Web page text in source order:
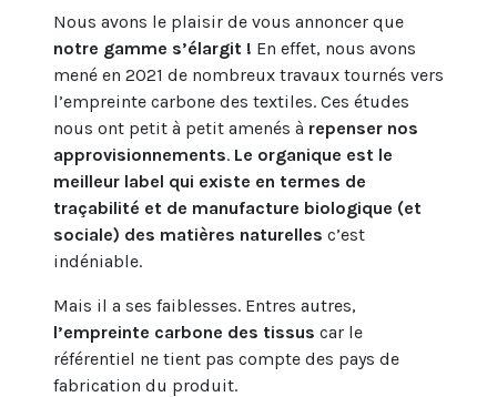
Nous avons le plaisir de vous annoncer que
notre gamme s’élargit ! En effet, nous avons
mené en 2021 de nombreux travaux tournés vers
l’empreinte carbone des textiles. Ces études
nous ont petit à petit amenés à repenser nos
approvisionnements. Le organique est le
meilleur label qui existe en termes de
traçabilité et de manufacture biologique (et
sociale) des matières naturelles c’est
indéniable.
Mais il a ses faiblesses. Entres autres,
l’empreinte carbone des tissus car le
référentiel ne tient pas compte des pays de
fabrication du produit.